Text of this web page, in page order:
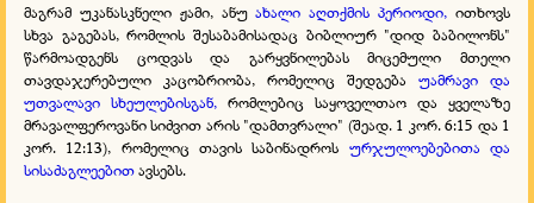
მაგრამ უკანასკნელი ჟამი, ანუახალი აღთქმის პერიოდი, ითხოვს
სხვა გაგებას, რომლის შესაბამისადაც ბიბლიურ "დიდ ბაბილონს"
წარმოადგენს ცოდვას და გარყვნილებას მიცემული მთელი
თავდაჯერებული კაცობრიობა, რომელიც შედგება უამრავი და
უთვალავი სხეულებისგან, რომლებიც საყოველთაო და ყველაზე
მრავალფეროვანი სიძვით არის "დამთვრალი" (შეად. 1 კორ. 6:15 და 1
კორ. 12:13), რომელიც თავის საბინადროს ურჯულოებებითა და
სისაძაგლეებითავსებს.